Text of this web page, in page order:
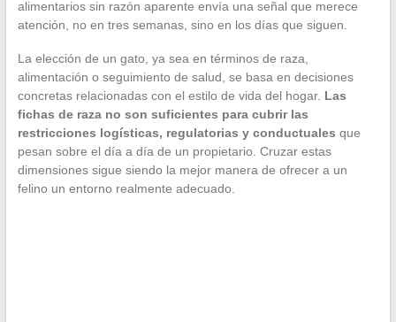
alimentarios sin razón aparente envía una señal que merece
atención, no en tres semanas, sino en los días que siguen.
La elección de un gato, ya sea en términos de raza,
alimentación o seguimiento de salud, se basa en decisiones
concretas relacionadas con el estilo de vida del hogar. Las
fichas de raza no son suficientes para cubrir las
restricciones logísticas, regulatorias y conductuales que
pesan sobre el día a día de un propietario. Cruzar estas
dimensiones sigue siendo la mejor manera de ofrecer a un
felino un entorno realmente adecuado.